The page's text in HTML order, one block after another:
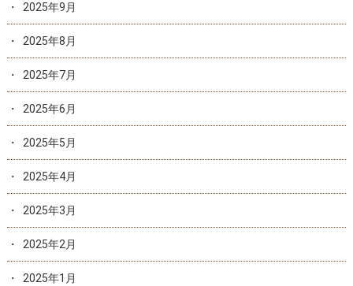
2025年9月
2025年8月
2025年7月
2025年6月
2025年5月
2025年4月
2025年3月
2025年2月
2025年1月